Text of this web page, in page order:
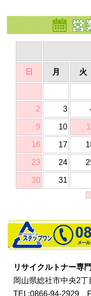
日 月 火
2 3
9 10
16 17
23 24
30
31
リサイクルトナー専
岡山県総社市中央2
TEL:0866-94-2929